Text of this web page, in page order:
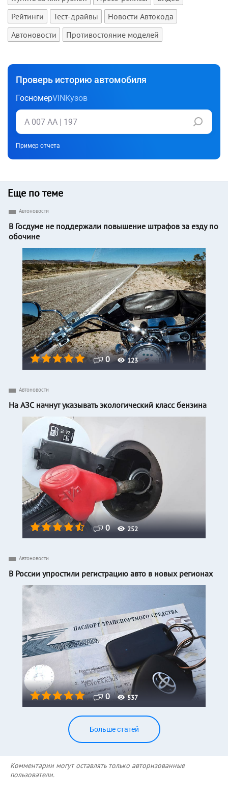
Рейтинги
Тест-драйвы
Новости Автокода
Автоновости
Противостояние моделей
Проверь историю автомобиля
ГосномерVIN Кузов
Пример отчета
Еще по теме
0 123
Автоновости
В Госдуме не поддержали повышение штрафов за езду по
обочине
0 252
Автоновости
На АЗС начнут указывать экологический класс бензина
0 537
Автоновости
В России упростили регистрацию авто в новых регионах
Больше статей
Комментарии могут оставлять только авторизованные
пользователи.